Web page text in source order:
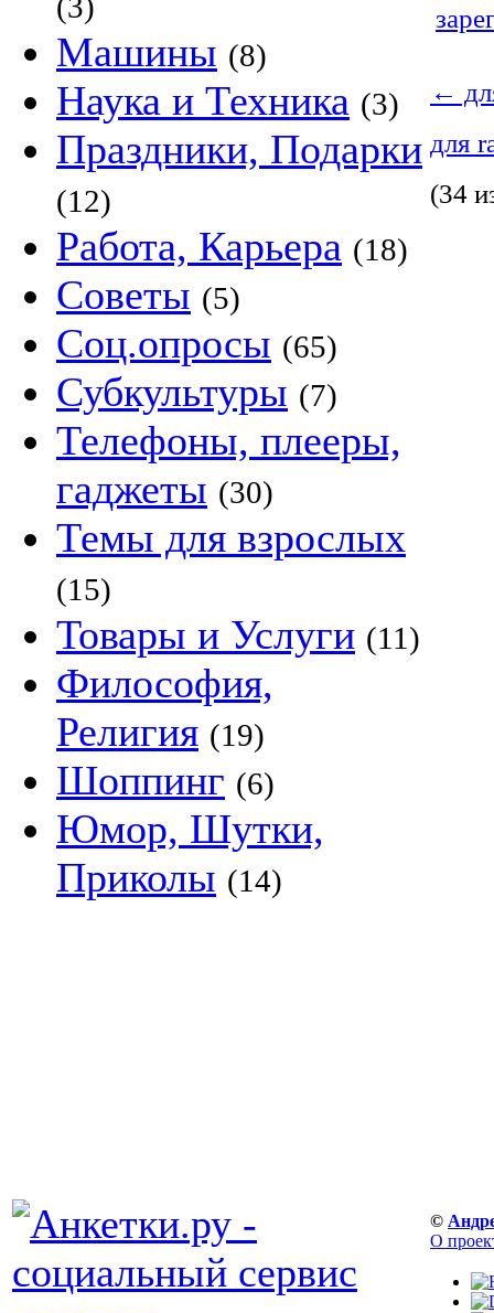
Машины (8)
Наука и Техника (3)
Праздники, Подарки
(12)
Работа, Карьера (18)
Советы (5)
Соц.опросы (65)
Субкультуры (7)
Телефоны, плееры,
гаджеты (30)
Темы для взрослых
(15)
Товары и Услуги (11)
Философия,
Религия (19)
Шоппинг (6)
Юмор, Шутки,
Приколы (14)
←
для
(34
©
О